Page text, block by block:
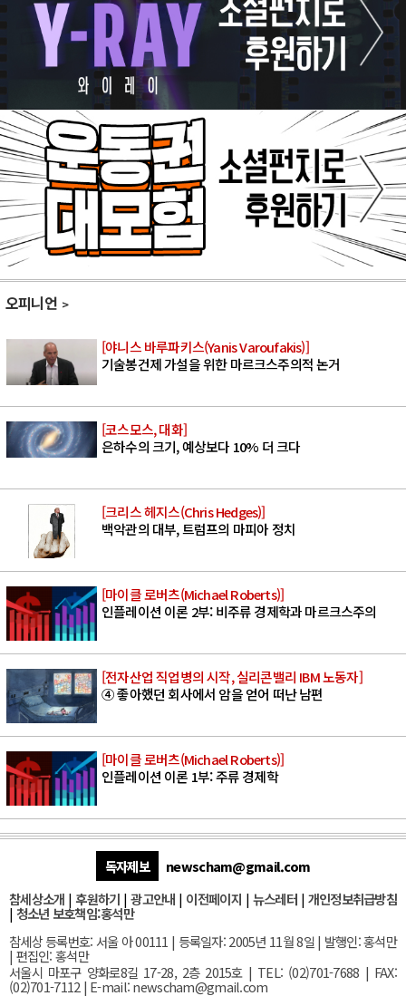
오피니언
[야니스 바루파키스(Yanis Varoufakis)]
기술봉건제 가설을 위한 마르크스주의적 논거
[코스모스, 대화]
은하수의 크기, 예상보다 10% 더 크다
[크리스 헤지스(Chris Hedges)]
백악관의 대부, 트럼프의 마피아 정치
[마이클 로버츠(Michael Roberts)]
인플레이션 이론 2부: 비주류 경제학과 마르크스주의
[전자산업 직업병의 시작, 실리콘밸리 IBM 노동자]
④ 좋아했던 회사에서 암을 얻어 떠난 남편
[마이클 로버츠(Michael Roberts)]
인플레이션 이론 1부: 주류 경제학
독자제보
newscham@gmail.com
참세상소개 | 후원하기 |광고안내 | 이전페이지 | 뉴스레터| 개인정보취급방침
| 청소년 보호책임:홍석만
참세상 등록번호: 서울 아 00111 | 등록일자: 2005년 11월 8일 | 발행인: 홍석만
| 편집인: 홍석만
서울시 마포구 양화로8길 17-28, 2층 2015호| TEL: (02)701-7688 | FAX:
(02)701-7112 | E-mail:newscham@gmail.com